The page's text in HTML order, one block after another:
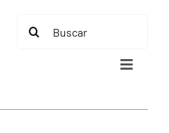
Buscar:
Toggle